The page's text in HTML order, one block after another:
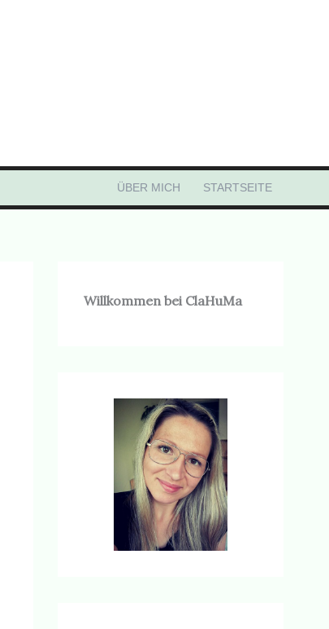
ÜBER MICH STARTSEITE
Willkommen bei ClaHuMa